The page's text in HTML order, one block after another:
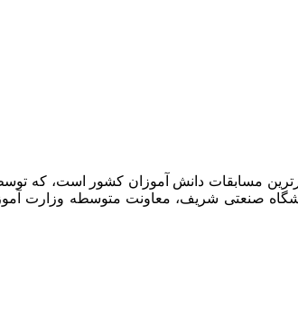
مسابقات دانش آموزان کشور است، که
صنعتی شریف، معاونت متوسطه وزارت